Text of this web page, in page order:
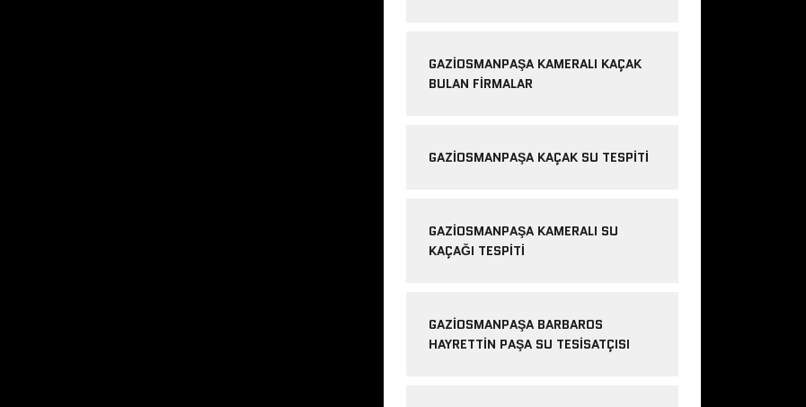
GAZIOSMANPAŞA KAMERALI KAÇAK
BULAN FIRMALAR
GAZIOSMANPAŞA KAÇAK SU TESPITI
GAZIOSMANPAŞA KAMERALI SU
KAÇAĞI TESPITI
GAZIOSMANPAŞA BARBAROS
HAYRETTIN PAŞA SU TESISATÇISI